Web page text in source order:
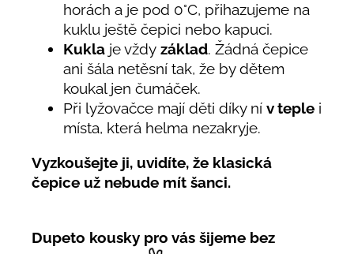
horách a je pod 0°C, přihazujeme na
kuklu ještě čepici nebo kapuci.
Kukla je vždy základ. Žádná čepice
ani šála netěsní tak, že by dětem
koukal jen čumáček.
Při lyžovačce mají děti díky ní v teple i
místa, která helma nezakryje.
Vyzkoušejte ji, uvidíte, že klasická
čepice už nebude mít šanci.
Dupeto kousky pro vás šijeme bez